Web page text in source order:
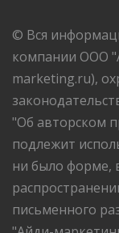
© Вся
компании ООО
marketing.ru),
"Об авторском
подлежит
ни было форме,
письменного